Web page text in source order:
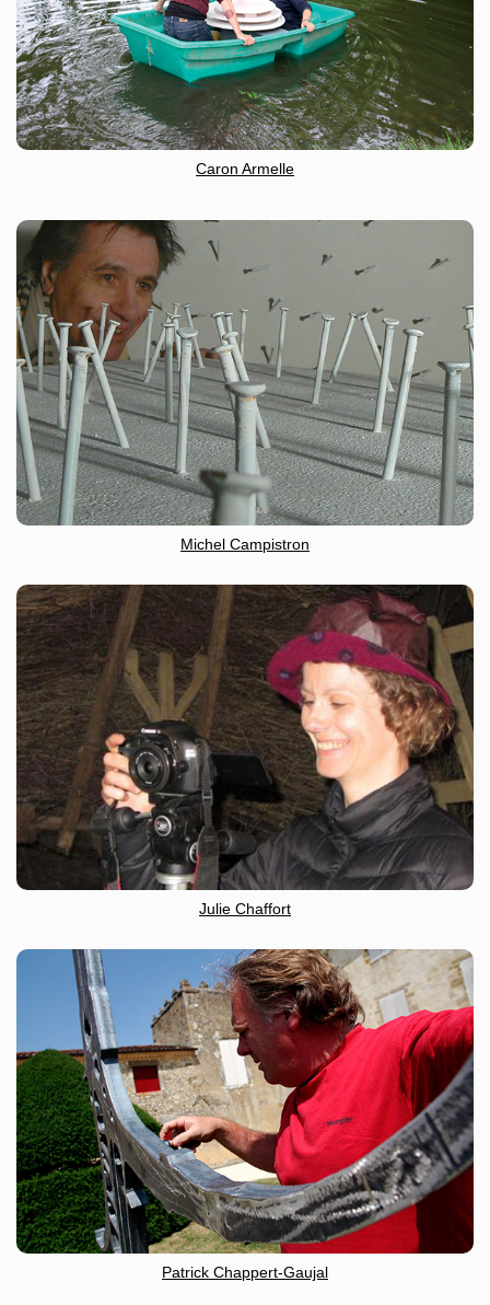
Caron Armelle
Michel Campistron
Julie Chaffort
Patrick Chappert-Gaujal